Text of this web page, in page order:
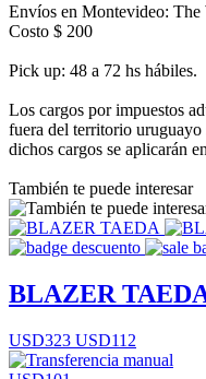
Envíos en Montevideo: The
Costo $ 200
Pick up: 48 a 72 hs hábiles.
Los cargos por impuestos
fuera del territorio
dichos cargos se aplicarán
También te puede interesar
BLAZER
USD323 USD112